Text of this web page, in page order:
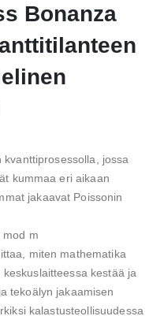
Bonanza
kvanttiprosessolla, jossa
kummaa eri aikaan
jakaavat Poissonin
mod m
miten mathematika
kestää ja
tekoälyn jakaamisen
kalastusteollisuudessa